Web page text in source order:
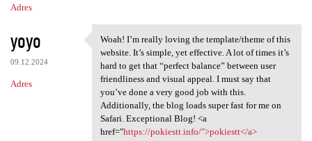
Adres
yoyo
09.12.2024
Adres
Woah! I’m really loving the
Woah! I’m really loving the template/theme of this
website. It’s simple, yet effective. A lot of times it’s
hard to get that “perfect balance” between user
friendliness and visual appeal. I must say that
you’ve done a very good job with this.
Additionally, the blog loads super fast for me on
Safari. Exceptional Blog! <a
href="https://pokiestt.info/">pokiestt</a>